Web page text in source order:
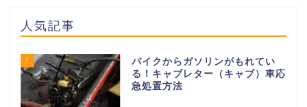
人気記事
1
バイクからガソリンがもれてい
る！キャブレター（キャブ）車応
急処置方法